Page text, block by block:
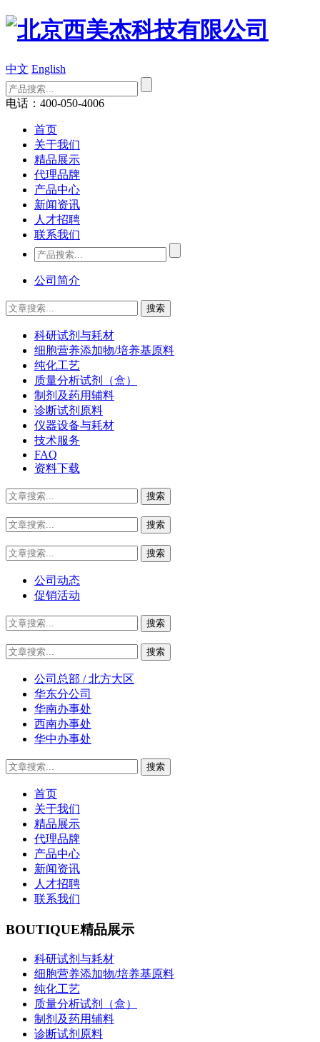
中文 English
电话：400-050-4006
首页
关于我们
精品展示
代理品牌
产品中心
新闻资讯
人才招聘
联系我们
公司简介
科研试剂与耗材
细胞营养添加物/培养基原料
纯化工艺
质量分析试剂（盒）
制剂及药用辅料
诊断试剂原料
仪器设备与耗材
技术服务
FAQ
资料下载
公司动态
促销活动
公司总部 / 北方大区
华东分公司
华南办事处
西南办事处
华中办事处
首页
关于我们
精品展示
代理品牌
产品中心
新闻资讯
人才招聘
联系我们
BOUTIQUE精品展示
科研试剂与耗材
细胞营养添加物/培养基原料
纯化工艺
质量分析试剂（盒）
制剂及药用辅料
诊断试剂原料